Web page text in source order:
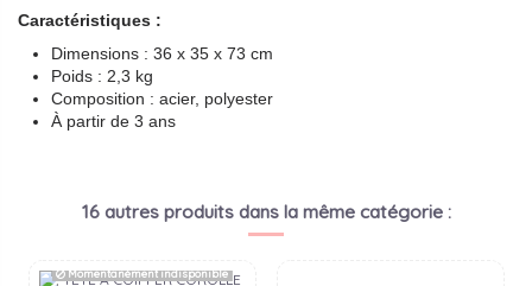
Caractéristiques :
Dimensions : 36 x 35 x 73 cm
Poids : 2,3 kg
Composition : acier, polyester
À partir de 3 ans
16 autres produits dans la même catégorie :
Momentanément indisponible